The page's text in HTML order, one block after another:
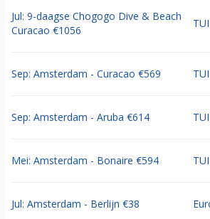
Jul: 9-daagse Chogogo Dive & Beach
Curacao €1056
TUI
Sep: Amsterdam - Curacao €569 TUI
Sep: Amsterdam - Aruba €614 TUI
Mei: Amsterdam - Bonaire €594 TUI
Jul: Amsterdam - Berlijn €38